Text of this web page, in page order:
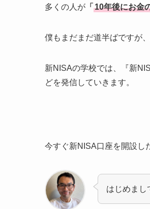
多くの人が 「 10年後にお金
僕もまだまだ道半ばですが
新NISAの学校では、『新
どを発信していきます。
今すぐ新NISA口座を開設し
はじめまし